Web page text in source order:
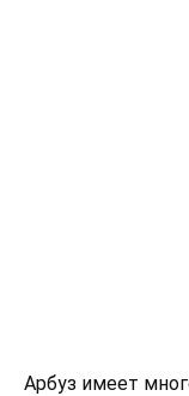
Арбуз имеет